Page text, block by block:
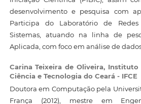
desenvolvimento e pesquisa com
Participa do Laboratório de
Sistemas, atuando na linha de
Aplicada, com foco em análise de
Carina Teixeira de Oliveira, Instituto
Ciência e Tecnologia do Ceará - IFCE
Doutora em Computação pela
França (2012), mestre em